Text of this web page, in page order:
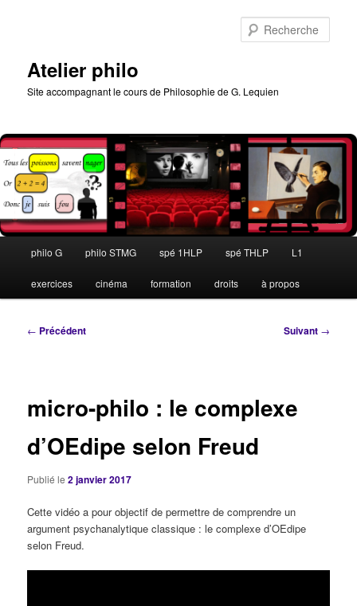
Atelier philo
Site accompagnant le cours de Philosophie de G. Lequien
principal
philo G philo STMG spé 1HLP spé THLP L1
exercices cinéma formation droits à propos
Navigation
← Précédent Suivant →
micro-philo : le complexe
d’OEdipe selon Freud
Publié le2 janvier 2017
Cette vidéo a pour objectif de permettre de comprendre un
argument psychanalytique classique : le complexe d’OEdipe
selon Freud.